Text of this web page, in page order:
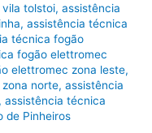
tolstoi,assistência
,assistência técnica
técnica fogão
fogão elettromec
elettromec zona leste,
norte,assistência
,assistência técnica
de Pinheiros